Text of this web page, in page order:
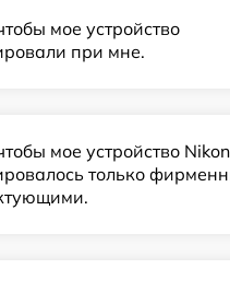
мое устройство
при мне.
мое устройство Nikon
только